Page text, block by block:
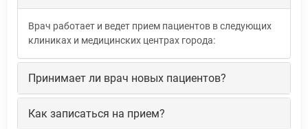
Врач работает и ведет прием пациентов в следующих
клиниках и медицинских центрах города:
Принимает ли врач новых пациентов?
Как записаться на прием?